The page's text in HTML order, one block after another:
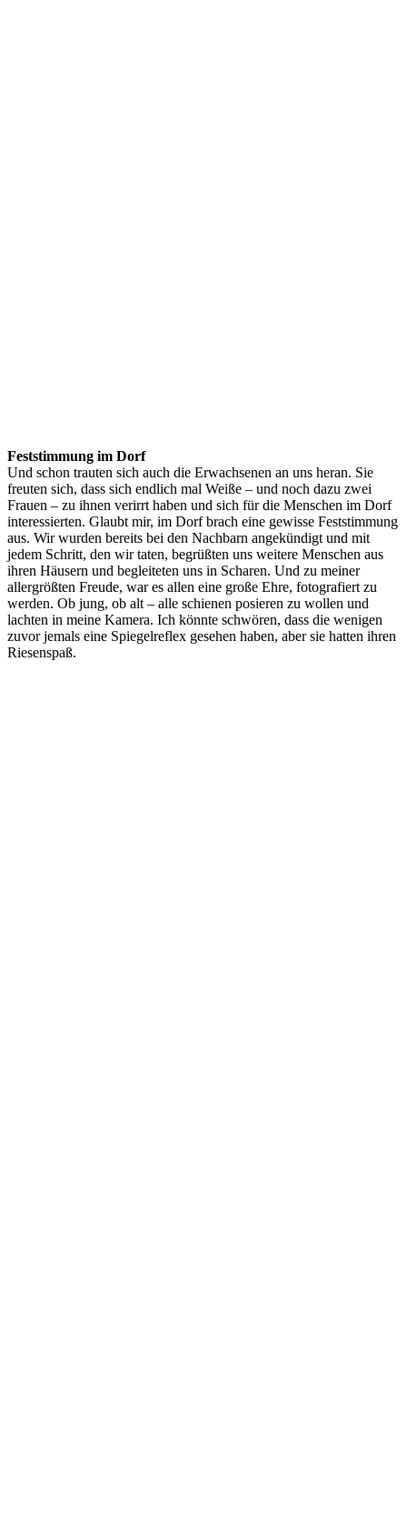
Feststimmung im Dorf
Und schon trauten sich auch die Erwachsenen an uns heran. Sie
freuten sich, dass sich endlich mal Weiße – und noch dazu zwei
Frauen – zu ihnen verirrt haben und sich für die Menschen im Dorf
interessierten. Glaubt mir, im Dorf brach eine gewisse Feststimmung
aus. Wir wurden bereits bei den Nachbarn angekündigt und mit
jedem Schritt, den wir taten, begrüßten uns weitere Menschen aus
ihren Häusern und begleiteten uns in Scharen. Und zu meiner
allergrößten Freude, war es allen eine große Ehre, fotografiert zu
werden. Ob jung, ob alt – alle schienen posieren zu wollen und
lachten in meine Kamera. Ich könnte schwören, dass die wenigen
zuvor jemals eine Spiegelreflex gesehen haben, aber sie hatten ihren
Riesenspaß.